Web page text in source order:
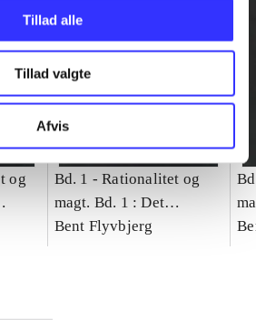
Tillad alle
Tillad valgte
Afvis
og
Bd. 1 -Rationalitet og
magt. Bd. 1 : Det
konkretes videnskab
Bent Flyvbjerg